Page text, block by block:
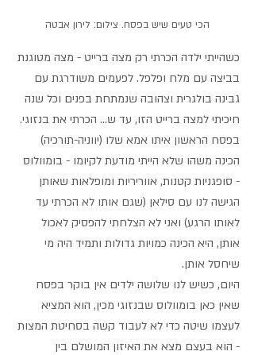
הכי טעים שיש בפסח. צילום: לירון אבטה
כשהייתי ילדה הכרתי רק מצה ברייט - מצה מטוגנת
בביצה עם מלח ופלפל. לפעמים משודרגת עם
גבינה בולגרית וצהובה שנמתחת בפנים וכל שנה
חיכיתי למצה ברייט הזו, עד ש... הכרתי את בנזוגי.
בפסח הראשון איתו אמא שלו (יווניה-תורכיה)
הכינה משהו שלא הייתי מודעת לקיומו - בומוולוס
- סופגניות קטנות, אווריריות ומופלאות שאותן
הגישה לנו עם סילאן (שגם אותו לא הכרתי עד
לאותו הרגע) ואני לא הצלחתי להפסיק לאכול
אותן, היא הכינה כמויות גדולות ותמיד היה מי
שיחסל אותן.
היום, כשיש לנו שלושה ילדים אין בוקר בפסח
שאין כאן בומוולוס שבנזוגי מכין, הוא המציא
לעצמו שיטה כדי לא לעבוד קשה בסחיטת המצות
- הוא בעצם מצא את האיזון המושלם בין